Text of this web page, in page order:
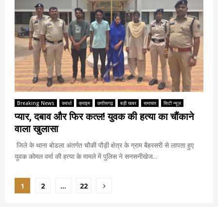
Breaking News कवर्धा क्राइम छत्तीसगढ़ बड़ी खबर समाचार सिटी न्यूज़
प्यार, दबाव और फिर कत्ल! युवक की हत्या का चौंकाने
वाला खुलासा
जिले के थाना बोडला अंतर्गत चौकी पौड़ी क्षेत्र के ग्राम बैहरसरी से लापता हुए
युवक कोमल वर्मा की हत्या के मामले में पुलिस ने सनसनीखेज...
Posts
1 2 … 22